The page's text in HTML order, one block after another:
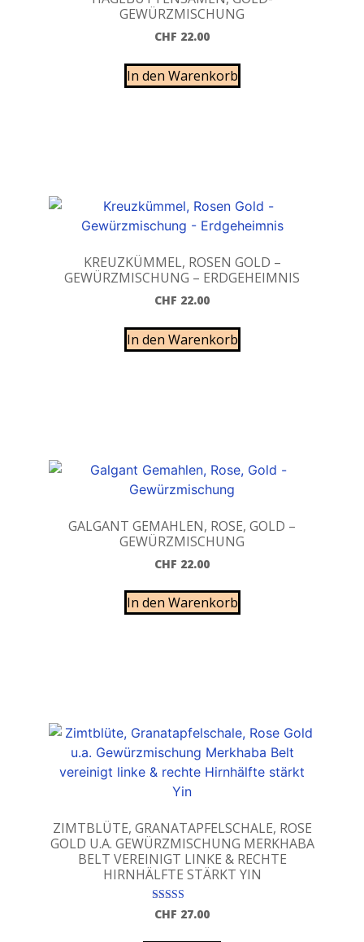
GEWÜRZMISCHUNG
CHF 22.00
In den Warenkorb
KREUZKÜMMEL, ROSEN GOLD –
GEWÜRZMISCHUNG – ERDGEHEIMNIS
CHF 22.00
In den Warenkorb
GALGANT GEMAHLEN, ROSE, GOLD –
GEWÜRZMISCHUNG
CHF 22.00
In den Warenkorb
ZIMTBLÜTE, GRANATAPFELSCHALE, ROSE
GOLD U.A. GEWÜRZMISCHUNG MERKHABA
BELT VEREINIGT LINKE & RECHTE
HIRNHÄLFTE STÄRKT YIN
Bewertet mit
5.00
CHF 27.00